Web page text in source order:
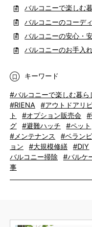
バルコニーで楽しむ
バルコニーのコーデ
バルコニーの安心・
バルコニーのお手入
キーワード
#バルコニーで楽しむ暮ら
#RIENA
#アウトドアリ
ト
#オプション販売会 #
グ
#避難ハッチ #ペット
#メンテナンス
#ベラン
ョン
#大規模修繕 #DIY
バルコニー掃除
#バルケ
事